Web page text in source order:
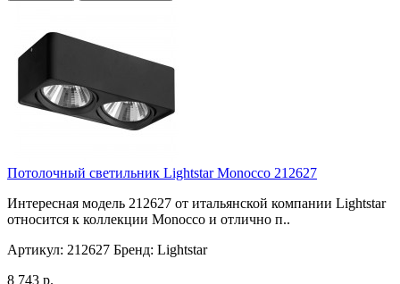
Потолочный светильник Lightstar Monocco 212627
Интересная модель 212627 от итальянской компании Lightstar
относится к коллекции Monocco и отлично п..
Артикул: 212627 Бренд: Lightstar
8 743 р.